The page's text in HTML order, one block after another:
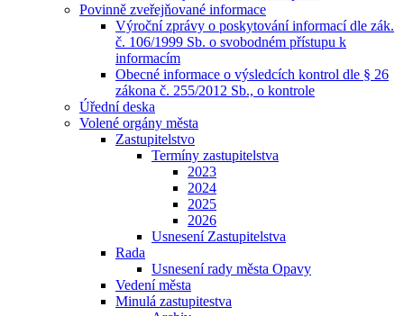
Povinně zveřejňované informace
Výroční zprávy o poskytování informací dle zák.
č. 106/1999 Sb. o svobodném přístupu k
informacím
Obecné informace o výsledcích kontrol dle § 26
zákona č. 255/2012 Sb., o kontrole
Úřední deska
Volené orgány města
Zastupitelstvo
Termíny zastupitelstva
2023
2024
2025
2026
Usnesení Zastupitelstva
Rada
Usnesení rady města Opavy
Vedení města
Minulá zastupitestva